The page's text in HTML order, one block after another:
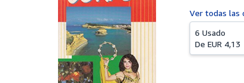
Ver todas las
6 Usado
De EUR 4,13